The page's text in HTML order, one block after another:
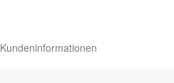
Kundeninformationen